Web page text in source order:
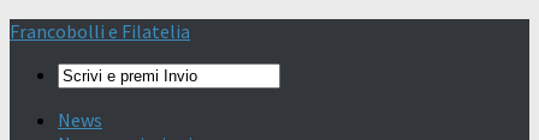
Francobolli e Filatelia
News